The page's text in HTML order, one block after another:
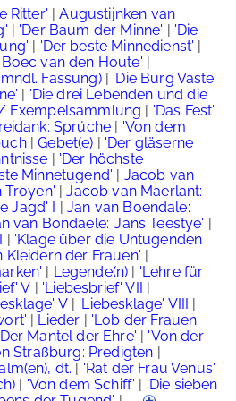
Ritter' |Augustijnken van
| 'Der Baum der Minne' | 'Die
| 'Der beste Minnedienst' |
Boec van den Houte' |
Fassung)| 'Die Burg Vaste
| 'Die drei Lebenden und die
Exempelsammlung | 'Das Fest'
Sprüche | 'Von dem
|Gebet(e) | 'Der gläserne
| 'Der höchste
Minnetugend' | Jacob van
Troyen' |Jacob van Maerlant:
Jagd' I |Jan van Boendale:
van Bondaele: 'Jans Teestye' |
| 'Klage über die Untugenden
Kleidern der Frauen' |
| Legende(n) | 'Lehre für
V | 'Liebesbrief' VII |
V| 'Liebesklage' VIII |
| Lieder | 'Lob der Frauen
Mantel der Ehre' | 'Von der
Straßburg: Predigten |
dt. | 'Rat der Frau Venus'
| 'Von dem Schiff' | 'Die sieben